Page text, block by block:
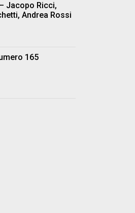
Jacopo Ricci,
Andrea Rossi
165